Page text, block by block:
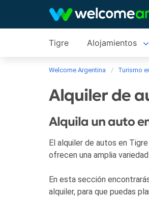
Tigre Alojamientos
Welcome Argentina Turismo
Alquiler de
Alquila un auto
El alquiler de autos en
ofrecen una amplia
En esta sección
alquiler, para que puedas